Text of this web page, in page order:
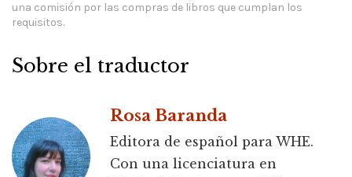
una comisión por las compras de libros que cumplan los
requisitos.
Sobre el traductor
Rosa Baranda
Editora de español para WHE.
Con una licenciatura en